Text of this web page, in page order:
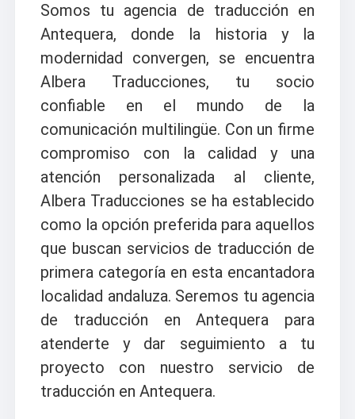
Somos tu agencia de traducción en
Antequera, donde la historia y la
modernidad convergen, se encuentra
Albera Traducciones, tu socio
confiable en el mundo de la
comunicación multilingüe. Con un firme
compromiso con la calidad y una
atención personalizada al cliente,
Albera Traducciones se ha establecido
como la opción preferida para aquellos
que buscan servicios de traducción de
primera categoría en esta encantadora
localidad andaluza. Seremos tu agencia
de traducción en Antequera para
atenderte y dar seguimiento a tu
proyecto con nuestro servicio de
traducción en Antequera.